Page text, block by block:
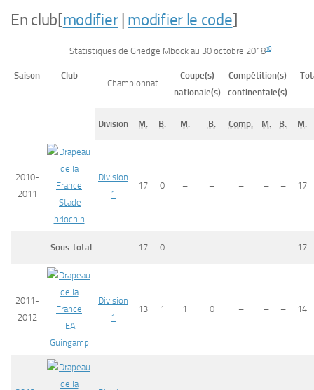
En club[modifier| modifier le code]
Statistiques de Griedge Mbock au 30 octobre 201818
Saison Club
Championnat
Coupe(s)
nationale(s)
Compétition(s)
continentale(s)
Division M. B. M. B. Comp. M. B. M.
2010-
2011
Stade
briochin
Division
1
17 0 – – – – – 17
Sous-total 17 0 – – – – – 17
2011-
2012
EA
Guingamp
Division
1
13 1 1 0 – – – 14